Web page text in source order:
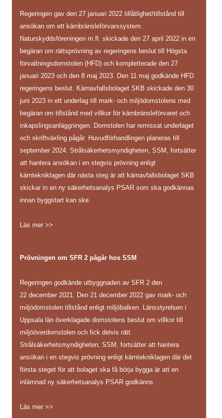
Regeringen gav den 27 januari 2022 tillåtlighet/tillstånd till
ansökan om ett kärnbränsleförvarssystem.
Naturskyddsföreningen m.fl. skickade den 27 april 2022 in en
begäran om rättsprövning av regeringens beslut till Högsta
förvaltningsdomstolen (HFD) och kompletterade den 27
januari 2023 och den 8 maj 2023. Den 11 maj godkände HFD
regeringens beslut. Kärnavfallsbolaget SKB skickade den 30
juni 2023 in ett underlag till mark- och miljödomstolens med
begäran om tillstånd med villkor för kärnbränsleförvaret och
inkapslingsanläggningen. Domstolen har remissat underlaget
och skriftväxling pågår. Huvudförhandlingen planeras till
september 2024. Strålsäkerhetsmyndigheten, SSM, fortsätter
att hantera ansökan i en stegvis prövning enligt
kärntekniklagen där nästa steg är att kärnavfallsbolaget SKB
skickar in en ny säkerhetsanalys PSAR som ska godkännas
innan byggstart kan ske.
Läs mer >>
Prövningen om SFR 2 pågår hos SSM
Regeringen godkände utbyggnaden av SFR 2 den
22 december 2021. Den 21 december 2022 gav mark- och
miljödomstolen tillstånd enligt miljöbalken. Länsstyrelsen i
Uppsala län överklagade domstolens beslut om villkor till
miljööverdomstolen och fick delvis rätt.
Strålsäkerhetsmyndigheten, SSM, fortsätter att hantera
ansökan i en stegvis prövning enligt kärntekniklagen där det
första steget för att bolaget ska få börja bygga är att en
inlämnad ny säkerhetsanalys PSAR godkänns.
Läs mer >>